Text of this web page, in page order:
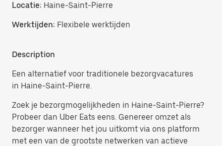
Locatie: Haine-Saint-Pierre
Werktijden: Flexibele werktijden
Description
Een alternatief voor traditionele bezorgvacatures
in Haine-Saint-Pierre.
Zoek je bezorgmogelijkheden in Haine-Saint-Pierre?
Probeer dan Uber Eats eens. Genereer omzet als
bezorger wanneer het jou uitkomt via ons platform
met een van de grootste netwerken van actieve